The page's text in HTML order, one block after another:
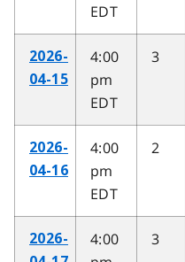
EDT
2026-
04-15
4:00
pm
EDT
3
2026-
04-16
4:00
pm
EDT
2
2026-
4:00
3